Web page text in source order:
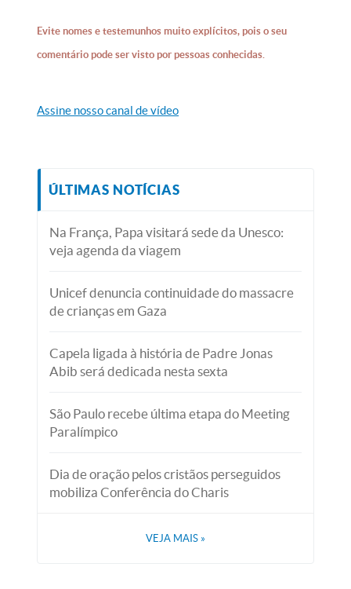
Evite nomes e testemunhos muito explícitos, pois o seu
comentário pode ser visto por pessoas conhecidas.
Assine nosso canal de vídeo
ÚLTIMAS NOTÍCIAS
Na França, Papa visitará sede da Unesco:
veja agenda da viagem
Unicef denuncia continuidade do massacre
de crianças em Gaza
Capela ligada à história de Padre Jonas
Abib será dedicada nesta sexta
São Paulo recebe última etapa do Meeting
Paralímpico
Dia de oração pelos cristãos perseguidos
mobiliza Conferência do Charis
VEJA MAIS »